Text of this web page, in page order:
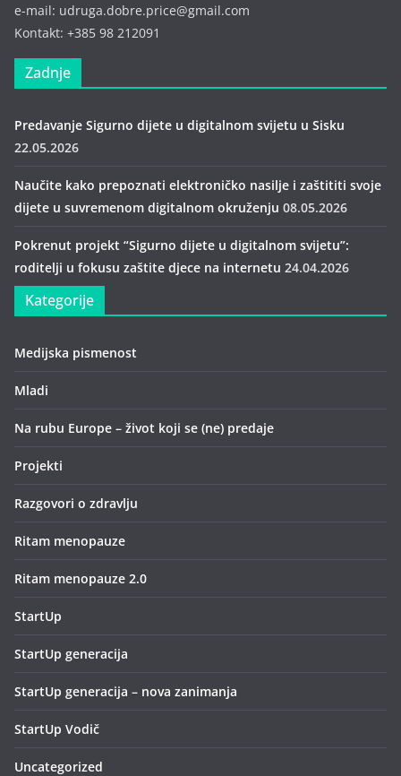
e-mail: udruga.dobre.price@gmail.com
Kontakt: +385 98 212091
Zadnje
Predavanje Sigurno dijete u digitalnom svijetu u Sisku
22.05.2026
Naučite kako prepoznati elektroničko nasilje i zaštititi svoje
dijete u suvremenom digitalnom okruženju 08.05.2026
Pokrenut projekt “Sigurno dijete u digitalnom svijetu”:
roditelji u fokusu zaštite djece na internetu 24.04.2026
Kategorije
Medijska pismenost
Mladi
Na rubu Europe – život koji se (ne) predaje
Projekti
Razgovori o zdravlju
Ritam menopauze
Ritam menopauze 2.0
StartUp
StartUp generacija
StartUp generacija – nova zanimanja
StartUp Vodič
Uncategorized